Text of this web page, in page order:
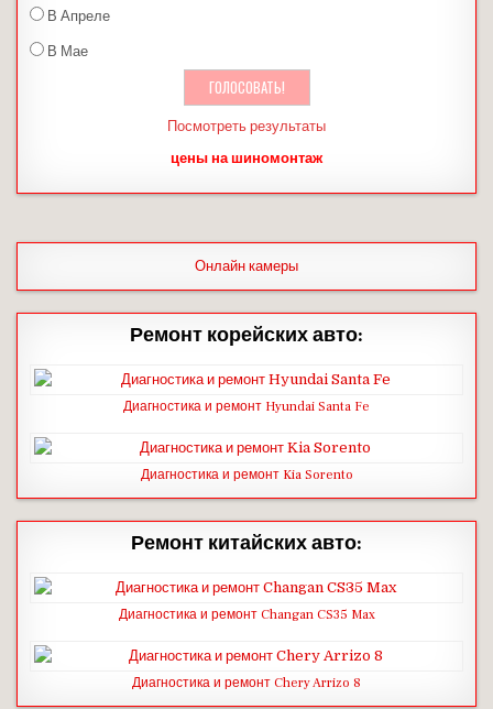
В Апреле
В Мае
Посмотреть результаты
цены на шиномонтаж
Онлайн камеры
Ремонт корейских авто:
Диагностика и ремонт Hyundai Santa Fe
Диагностика и ремонт Kia Sorento
Ремонт китайских авто:
Диагностика и ремонт Changan CS35 Max
Диагностика и ремонт Chery Arrizo 8